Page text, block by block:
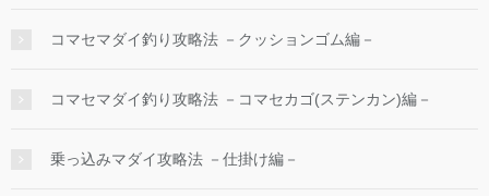
コマセマダイ釣り攻略法 －クッションゴム編－
コマセマダイ釣り攻略法 －コマセカゴ(ステンカン)編－
乗っ込みマダイ攻略法 －仕掛け編－